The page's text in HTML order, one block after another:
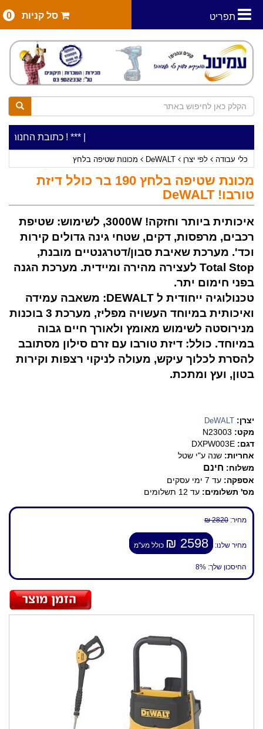
תפריט סל קניות 0
***כתובת החנות: רח' המלאכה 2, ביתן 8 (כניסה***כלי עבודה להשכרה בתעריף יומי משתלם ! ***
כלי עבודה לפי יצרן DeWALT מכונות שטיפה בלחץ
מכונת שטיפה בלחץ 190 בר כולל דיזת
טורבו! DeWALT
איכותית ביותר וחזקה! 3000W, לשימוש: שטיפת
רכבים, מרפסות, דקים, שטחי גינה גדולים קירות
וכד'. מערכת שאיבת סבון/דטרגנטיים מובנת,
Total Stop לעצירה מהירה ומיידית. מערכת הגנה
בפני חימום יתר.
טכנולוגיה ייחודית ל DEWALT: משאבה עמידה
ואיכותית במיוחד העשויה מפליז, מערכת 3 בוכנות
מנירוסטה לשימוש מאומץ ולאורך חיים גבוה
במיוחד. כולל: דיזת טורבו עם זרם סילון מסתובב
להסרת לכלוך עיקש, מעולה לניקוי רצפות וקירות
בטון, ועץ ומתכת.
יצרן: DeWALT
מקט: N23003
דגם: DXPW003E
אחריות: שנה ע"י שטל
משלוח: חינם
אספקה: עד 7 ימי עסקים
מס' תשלומים: עד 12 תשלומים
מחיר: 2820 ₪
מחיר שלנו: 2598 ₪ כולל מע"מ
החיסכון שלך: 8%